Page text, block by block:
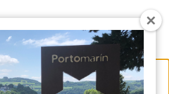
de las cookies